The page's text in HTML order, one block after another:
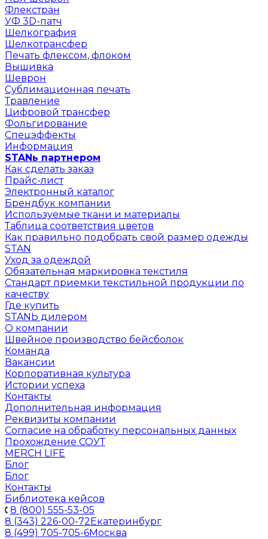
Флекстран
УФ 3D-патч
Шелкография
Шелкотрансфер
Печать флексом, флоком
Вышивка
Шеврон
Сублимационная печать
Травление
Цифровой трансфер
Фольгирование
Спецэффекты
Информация
STANь партнером
Как сделать заказ
Прайс-лист
Электронный каталог
Брендбук компании
Используемые ткани и материалы
Таблица соответствия цветов
Как правильно подобрать свой размер одежды
STAN
Уход за одеждой
Обязательная маркировка текстиля
Стандарт приемки текстильной продукции по
качеству
Где купить
STANЬ дилером
О компании
Швейное производство бейсболок
Команда
Вакансии
Корпоративная культура
Истории успеха
Контакты
Дополнительная информация
Реквизиты компании
Согласие на обработку персональных данных
Прохождение СОУТ
MERCH LIFE
Блог
Блог
Контакты
Библиотека кейсов
8 (800) 555-53-05
8 (343) 226-00-72Екатеринбург
8 (499) 705-705-6Москва